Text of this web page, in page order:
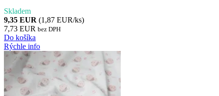
Skladem
9,35 EUR (1,87 EUR/ks)
7,73 EUR bez DPH
Do košíka
Rýchle info